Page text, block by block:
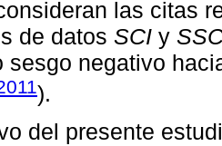
las citas
de datos SCI y
sesgo negativo
).
del presente